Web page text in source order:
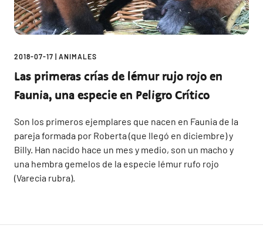
2018-07-17 ANIMALES
Las primeras crías de lémur rujo rojo en
Faunia, una especie en Peligro Crítico
Son los primeros ejemplares que nacen en Faunia de la
pareja formada por Roberta (que llegó en diciembre) y
Billy. Han nacido hace un mes y medio, son un macho y
una hembra gemelos de la especie lémur rufo rojo
(Varecia rubra).